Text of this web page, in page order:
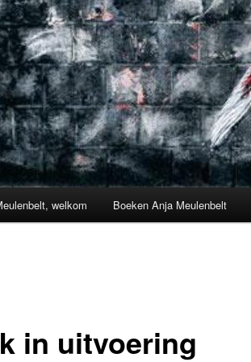
welkom Boeken Anja Meulenbelt
in uitvoering